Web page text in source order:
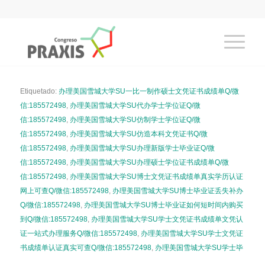
Etiquetado: 办理美国雪城大学SU一比一制作硕士文凭证书成绩单Q/微
信:185572498, 办理美国雪城大学SU代办学士学位证Q/微
信:185572498, 办理美国雪城大学SU仿制学士学位证Q/微
信:185572498, 办理美国雪城大学SU仿造本科文凭证书Q/微
信:185572498, 办理美国雪城大学SU办理新版学士毕业证Q/微
信:185572498, 办理美国雪城大学SU办理硕士学位证书成绩单Q/微
信:185572498, 办理美国雪城大学SU博士文凭证书成绩单真实学历认证
网上可查Q/微信:185572498, 办理美国雪城大学SU博士毕业证丢失补办
Q/微信:185572498, 办理美国雪城大学SU博士毕业证如何短时间内购买
到Q/微信:185572498, 办理美国雪城大学SU学士文凭证书成绩单文凭认
证一站式办理服务Q/微信:185572498, 办理美国雪城大学SU学士文凭证
书成绩单认证真实可查Q/微信:185572498, 办理美国雪城大学SU学士毕